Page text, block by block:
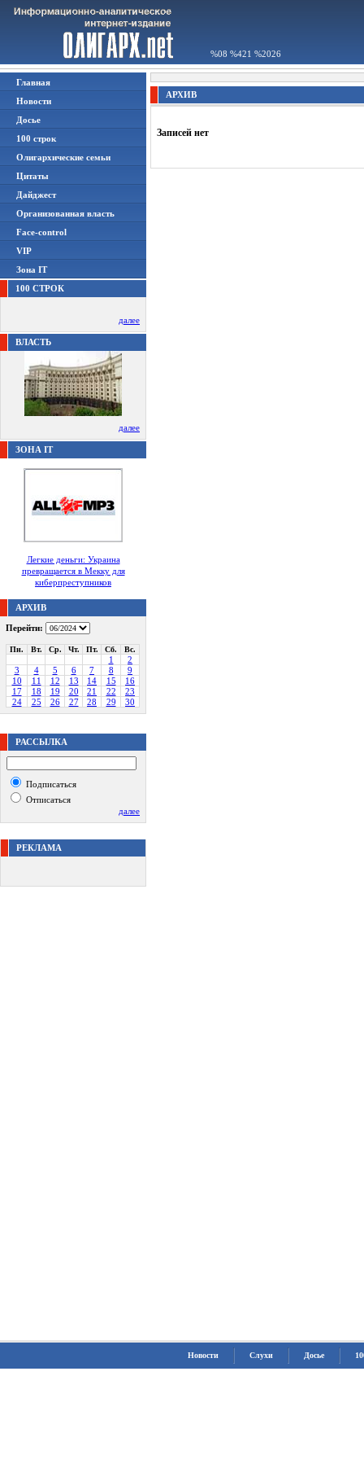
%08 %421 %2026
Главная
Новости
Досье
100 строк
Олигархические семьи
Цитаты
Дайджест
Организованная власть
Face-control
VIP
Зона IT
100 СТРОК
далее
ВЛАСТЬ
далее
ЗОНА IT
Легкие деньги: Украина
превращается в Мекку для
киберпреступников
АРХИВ
Перейти:
Пн. Вт. Ср. Чт. Пт. Сб. Вс.
1
2
3
4 5 6 7 8
9
10
11 12 13 14 15
16
17
18 19 20 21 22
23
24
25 26 27 28 29 30
РАССЫЛКА
Подписаться
Отписаться
далее
РЕКЛАМА
АРХИВ
Записей нет
Новости Слухи Досье